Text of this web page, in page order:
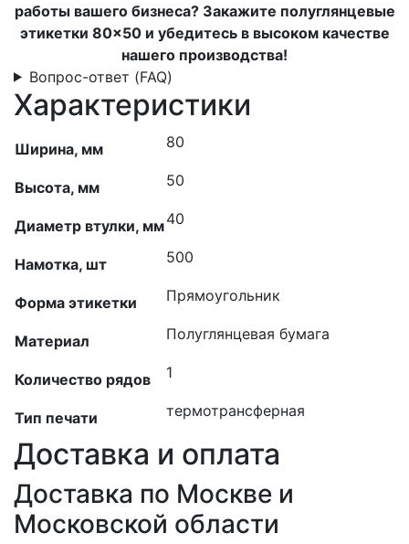
работы вашего бизнеса? Закажите полуглянцевые
этикетки 80×50 и убедитесь в высоком качестве
нашего производства!
Вопрос-ответ (FAQ)
Характеристики
Ширина, мм 80
Высота, мм 50
Диаметр втулки, мм40
Намотка, шт 500
Форма этикетки Прямоугольник
Материал Полуглянцевая бумага
Количество рядов 1
Тип печати термотрансферная
Доставка и оплата
Доставка по Москве и
Московской области